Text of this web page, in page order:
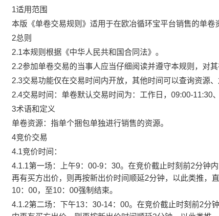
1适用范围
本版《单卷交易规则》适用于在欧冶循环宝平台销售的单卷
2总则
2.1本规则根据《中华人民共和国合同法》。
2.2参加单卷交易的当事人应当仔细阅读并遵守本规则，对
2.3交易功能仅在交易时间内开放，其他时间可以查询资源
2.4交易时间：单卷默认交易时间为：工作日，09:00-11:30
3术语和定义
单卷资源：指单个捆包单独进行销售的资源。
4竞价交易
4.1竞价时间：
4.1.1第一场：上午9：00-9：30。在竞价截止时刻前2分钟
再有买方出价，则再按新出价时间顺延2分钟，以此类推，
10：00，至10：00强制结束。
4.1.2第二场：下午13：30-14：00。在竞价截止时刻前2分